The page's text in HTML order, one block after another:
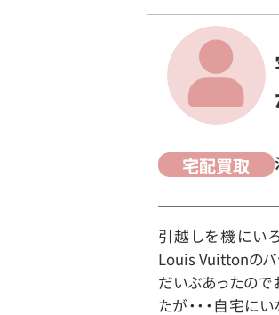
宅配買取
引越しを機にい
Louis Vuittonのバ
だいぶあったので
たが・・・自宅に